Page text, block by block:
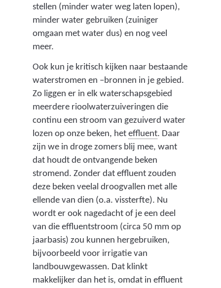
stellen (minder water weg laten lopen),
minder water gebruiken (zuiniger
omgaan met water dus) en nog veel
meer.
Ook kun je kritisch kijken naar bestaande
waterstromen en –bronnen in je gebied.
Zo liggen er in elk waterschapsgebied
meerdere rioolwaterzuiveringen die
continu een stroom van gezuiverd water
lozen op onze beken, het effluent(
h
e
t
i
n
d
e
r
o
. Daar
zijn we in droge zomers blij mee, want
dat houdt de ontvangende beken
stromend. Zonder dat effluent zouden
deze beken veelal droogvallen met alle
ellende van dien (o.a. vissterfte). Nu
wordt er ook nagedacht of je een deel
van die effluentstroom (circa 50 mm op
jaarbasis) zou kunnen hergebruiken,
bijvoorbeeld voor irrigatie van
landbouwgewassen. Dat klinkt
makkelijker dan het is, omdat in effluent